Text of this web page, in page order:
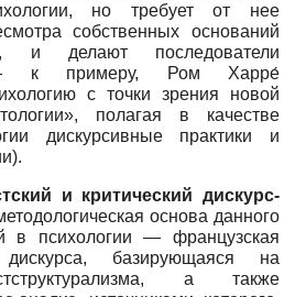
но требует от нее
собственных оснований
и делают последователи
— к примеру, Ром Харре́
с точки зрения новой
полагая в качестве
дискурсивные практики и
и критический дискурс-
основа данного
в психологии — французская
базирующаяся на
а также